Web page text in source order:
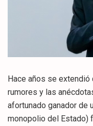
Hace años se extendió
rumores y las
afortunado ganador de
monopolio del Estado)